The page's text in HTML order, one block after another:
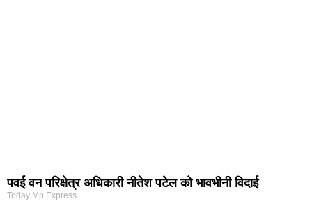
पवई वन परिक्षेत्र अधिकारी नीतेश पटेल को भावभीनी विदाई
Today Mp Express